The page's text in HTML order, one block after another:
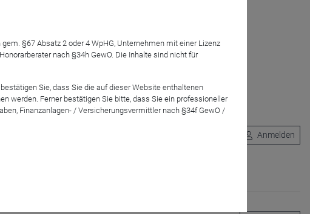
Anmelden
§67 Absatz 2 oder 4 WpHG, Unternehmen mit einer Lizenz
nach §34h GewO. Die Inhalte sind nicht für
Sie, dass Sie die auf dieser Website enthaltenen
werden. Ferner bestätigen Sie bitte, dass Sie ein professioneller
Finanzanlagen- / Versicherungsvermittler nach §34f GewO /